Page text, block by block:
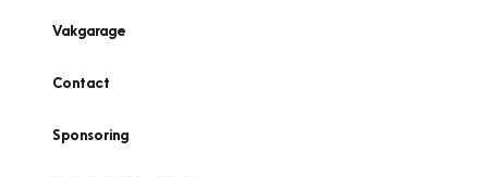
Vakgarage
Contact
Sponsoring